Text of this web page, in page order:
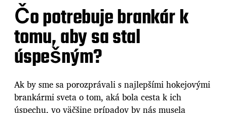
Čo potrebuje brankár k
tomu, aby sa stal
úspešným?
Ak by sme sa porozprávali s najlepšími hokejovými
brankármi sveta o tom, aká bola cesta k ich
úspechu, vo väčšine prípadov by nás musela